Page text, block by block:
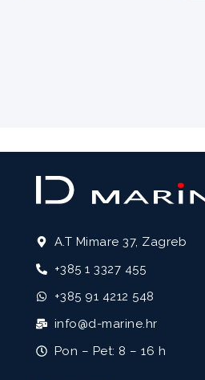
A.T Mimare 37, Zagreb
+385 1 3327 455
+385 91 4212 548
info@d-marine.hr
Pon – Pet: 8 – 16 h